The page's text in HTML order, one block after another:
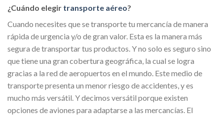
¿Cuándo elegir transporte aéreo?
Cuando necesites que se transporte tu mercancía de manera
rápida de urgencia y/o de gran valor. Esta es la manera más
segura de transportar tus productos. Y no solo es seguro sino
que tiene una gran cobertura geográfica, la cual se logra
gracias a la red de aeropuertos en el mundo. Este medio de
transporte presenta un menor riesgo de accidentes, y es
mucho más versátil. Y decimos versátil porque existen
opciones de aviones para adaptarse a las mercancías. El